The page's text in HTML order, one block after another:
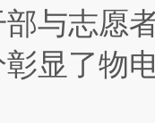
与志愿
显了物